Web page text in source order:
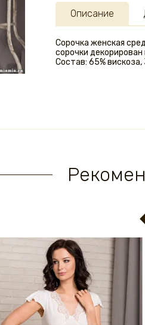
Описание
Сорочка женская
сорочки
Состав: 65% вискоза,